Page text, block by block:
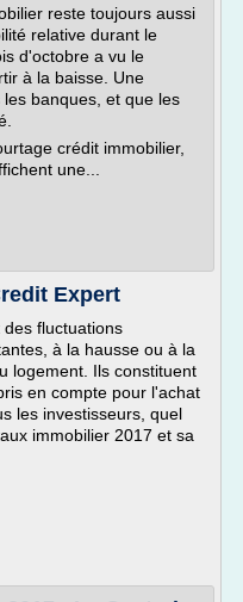
reste toujours aussi
relative durant le
d'octobre a vu le
à la baisse. Une
banques, et que les
crédit immobilier,
une...
Expert
fluctuations
à la hausse ou à la
logement. Ils constituent
en compte pour l'achat
les investisseurs, quel
immobilier 2017 et sa